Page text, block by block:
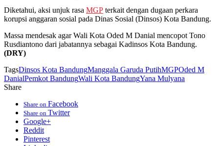
Diketahui, aksi unjuk rasa MGP terkait dengan dugaan perkara
korupsi anggaran sosial pada Dinas Sosial (Dinsos) Kota Bandung.
Massa mendesak agar Wali Kota Oded M Danial mencopot Tono
Rusdiantono dari jabatannya sebagai Kadinsos Kota Bandung.
(DRY)
TagsDinsos Kota BandungManggala Garuda PutihMGPOded M
DanialPemkot BandungWali Kota BandungYana Mulyana
Share
Share on Facebook
Share on Twitter
Google+
Reddit
Pinterest